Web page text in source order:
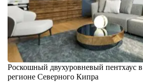
Роскошный двухуровневый пентхаус
регионе Северного Кипра